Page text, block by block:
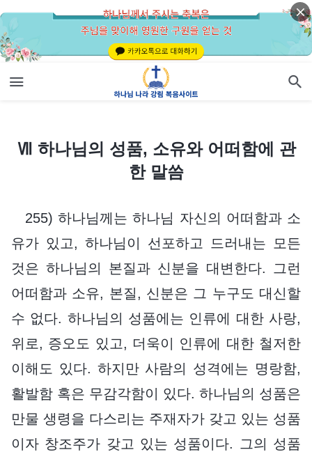
Ⅶ 하나님의 성품, 소유와 어떠함에 관한 말씀
Ⅶ 하나님의 성품, 소유와 어떠함에 관
한 말씀
255) 하나님께는 하나님 자신의 어떠함과 소
유가 있고, 하나님이 선포하고 드러내는 모든
것은 하나님의 본질과 신분을 대변한다. 그런
어떠함과 소유, 본질, 신분은 그 누구도 대신할
수 없다. 하나님의 성품에는 인류에 대한 사랑,
위로, 증오도 있고, 더욱이 인류에 대한 철저한
이해도 있다. 하지만 사람의 성격에는 명랑함,
활발함 혹은 무감각함이 있다. 하나님의 성품은
만물 생령을 다스리는 주재자가 갖고 있는 성품
이자 창조주가 갖고 있는 성품이다. 그의 성품